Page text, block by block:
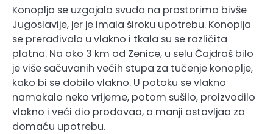
Konoplja se uzgajala svuda na prostorima bivše
Jugoslavije, jer je imala široku upotrebu. Konoplja
se prerađivala u vlakno i tkala su se različita
platna. Na oko 3 km od Zenice, u selu Čajdraš bilo
je više sačuvanih većih stupa za tučenje konoplje,
kako bi se dobilo vlakno. U potoku se vlakno
namakalo neko vrijeme, potom sušilo, proizvodilo
vlakno i veći dio prodavao, a manji ostavljao za
domaću upotrebu.